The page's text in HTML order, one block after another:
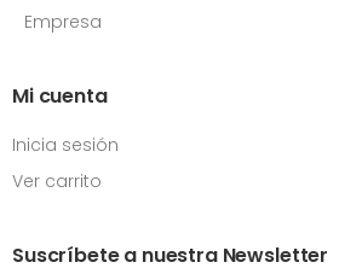
Empresa
Mi cuenta
Inicia sesión
Ver carrito
Suscríbete a nuestra Newsletter